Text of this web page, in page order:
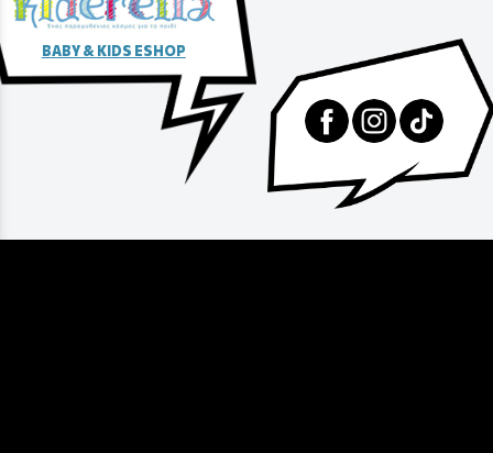
BABY & KIDS ESHOP